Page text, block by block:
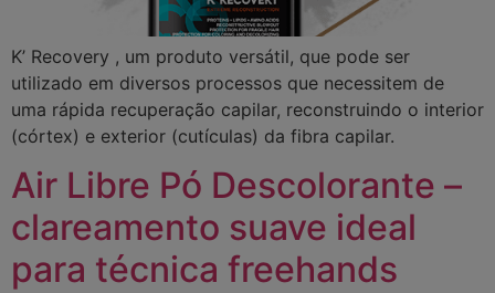
K’ Recovery , um produto versátil, que pode ser
utilizado em diversos processos que necessitem de
uma rápida recuperação capilar, reconstruindo o interior
(córtex) e exterior (cutículas) da fibra capilar.
Air Libre Pó Descolorante –
clareamento suave ideal
para técnica freehands